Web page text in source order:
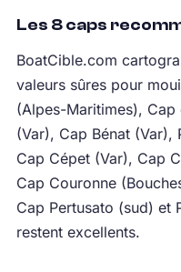
Les 8 caps
BoatCible.com
valeurs sûres pour
(Alpes-Maritimes), Cap
(Var), Cap Bénat (Var),
Cap Cépet (Var), Cap
Cap Couronne
Cap Pertusato (sud) et
restent excellents.